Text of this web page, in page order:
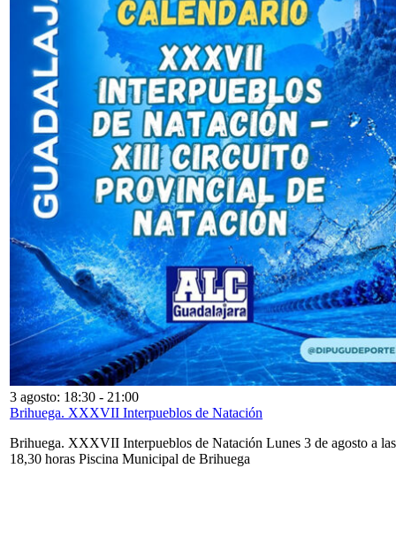
3 agosto: 18:30 - 21:00
Brihuega. XXXVII Interpueblos de Natación
Brihuega. XXXVII Interpueblos de Natación Lunes 3 de agosto a las
18,30 horas Piscina Municipal de Brihuega